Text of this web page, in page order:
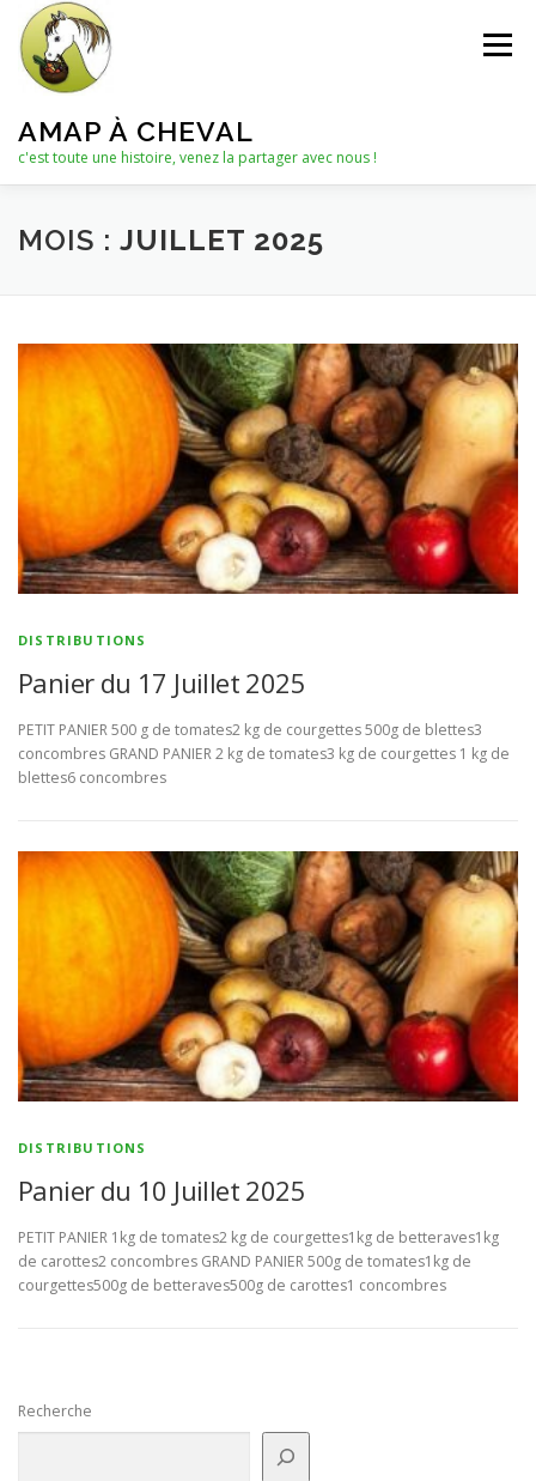
contenu
AMAP À CHEVAL
c'est toute une histoire, venez la partager avec nous !
Menu
QUI SOMMES-NOUS ?
NOTRE PARTENAIRE
LES AUTRES PRODUITS
BULLETIN D’ADHÉSION ET CONTRATS
MOIS : JUILLET 2025
DISTRIBUTIONS
Panier du 17 Juillet 2025
PETIT PANIER 500 g de tomates2 kg de courgettes 500g de blettes3
concombres GRAND PANIER 2 kg de tomates3 kg de courgettes 1 kg de
blettes6 concombres
DISTRIBUTIONS
Panier du 10 Juillet 2025
PETIT PANIER 1kg de tomates2 kg de courgettes1kg de betteraves1kg
de carottes2 concombres GRAND PANIER 500g de tomates1kg de
courgettes500g de betteraves500g de carottes1 concombres
Recherche